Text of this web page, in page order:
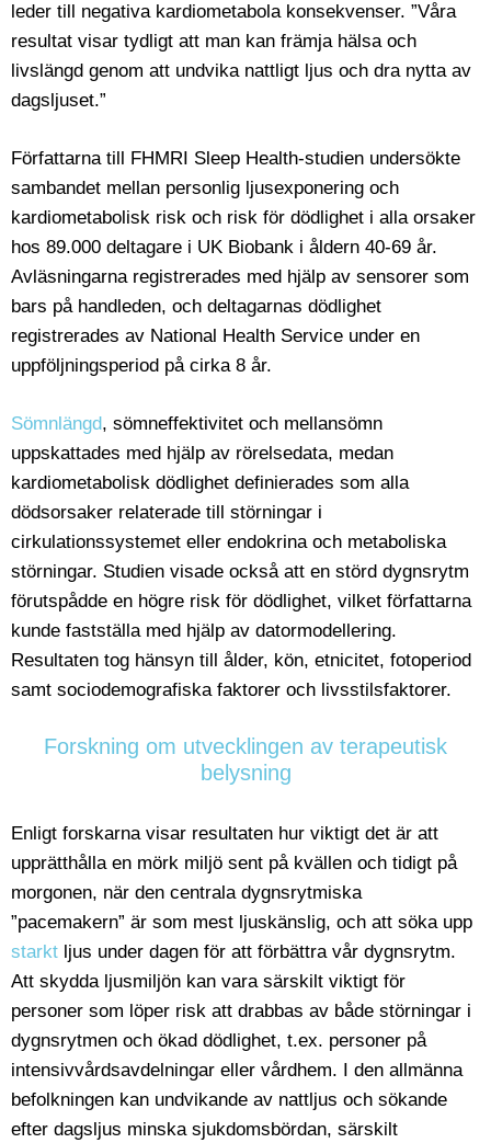
leder till negativa kardiometabola konsekvenser. ”Våra
resultat visar tydligt att man kan främja hälsa och
livslängd genom att undvika nattligt ljus och dra nytta av
dagsljuset.”
Författarna till FHMRI Sleep Health-studien undersökte
sambandet mellan personlig ljusexponering och
kardiometabolisk risk och risk för dödlighet i alla orsaker
hos 89.000 deltagare i UK Biobank i åldern 40-69 år.
Avläsningarna registrerades med hjälp av sensorer som
bars på handleden, och deltagarnas dödlighet
registrerades av National Health Service under en
uppföljningsperiod på cirka 8 år.
Sömnlängd, sömneffektivitet och mellansömn
uppskattades med hjälp av rörelsedata, medan
kardiometabolisk dödlighet definierades som alla
dödsorsaker relaterade till störningar i
cirkulationssystemet eller endokrina och metaboliska
störningar. Studien visade också att en störd dygnsrytm
förutspådde en högre risk för dödlighet, vilket författarna
kunde fastställa med hjälp av datormodellering.
Resultaten tog hänsyn till ålder, kön, etnicitet, fotoperiod
samt sociodemografiska faktorer och livsstilsfaktorer.
Forskning om utvecklingen av terapeutisk
belysning
Enligt forskarna visar resultaten hur viktigt det är att
upprätthålla en mörk miljö sent på kvällen och tidigt på
morgonen, när den centrala dygnsrytmiska
”pacemakern” är som mest ljuskänslig, och att söka upp
starkt ljus under dagen för att förbättra vår dygnsrytm.
Att skydda ljusmiljön kan vara särskilt viktigt för
personer som löper risk att drabbas av både störningar i
dygnsrytmen och ökad dödlighet, t.ex. personer på
intensivvårdsavdelningar eller vårdhem. I den allmänna
befolkningen kan undvikande av nattljus och sökande
efter dagsljus minska sjukdomsbördan, särskilt